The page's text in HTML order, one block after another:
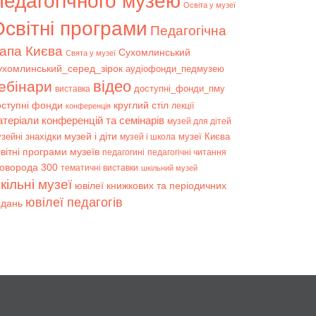
Освіта у музеї
програми Педагогічна
Києва Свята у музеї Сухомлинський
аудіофонди_педмузею
виставка відео доступні_фонди_пму
фонди конференція круглий стіл лекції
конференцій та семінарів музей для дітей
знахідки музей і діти музей і школа музеї Києва
програми музеїв педагогині педагогічні читання
300 тематичні виставки шкільний музей
музеї ювілеї книжкових та періодичних
ювілеї педагогів